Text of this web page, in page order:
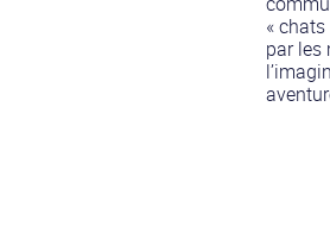
«
par les